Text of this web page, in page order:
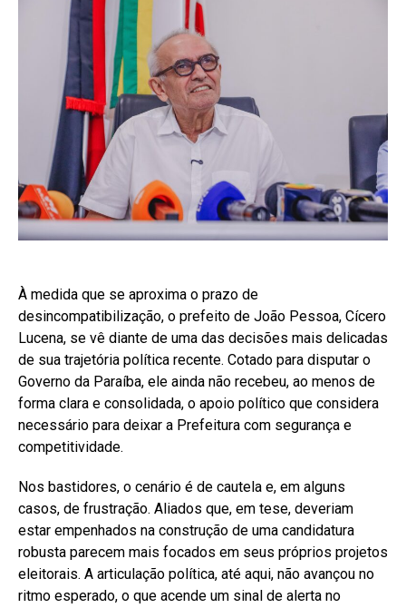
À medida que se aproxima o prazo de
desincompatibilização, o prefeito de João Pessoa, Cícero
Lucena, se vê diante de uma das decisões mais delicadas
de sua trajetória política recente. Cotado para disputar o
Governo da Paraíba, ele ainda não recebeu, ao menos de
forma clara e consolidada, o apoio político que considera
necessário para deixar a Prefeitura com segurança e
competitividade.
Nos bastidores, o cenário é de cautela e, em alguns
casos, de frustração. Aliados que, em tese, deveriam
estar empenhados na construção de uma candidatura
robusta parecem mais focados em seus próprios projetos
eleitorais. A articulação política, até aqui, não avançou no
ritmo esperado, o que acende um sinal de alerta no